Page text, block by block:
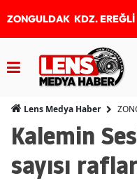
ZONGULDAK KDZ. EREĞLİ
Lens Medya Haber
Kalemin
sayısı